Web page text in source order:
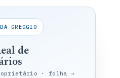
GREGGIO
de
· folha →